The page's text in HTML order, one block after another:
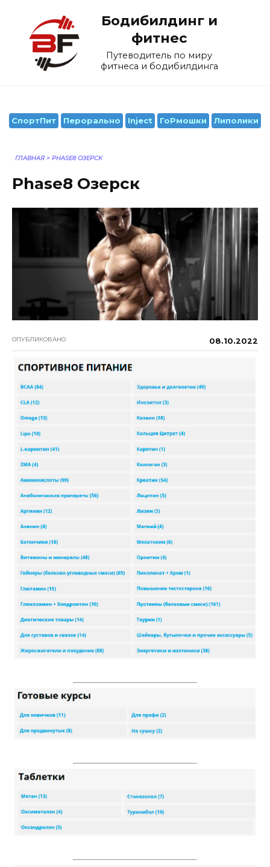
содержанию
Бодибилдинг и
фитнес
Путеводитель по миру
фитнеса и бодибилдинга
СпортПит Перорально Inject ГоРмошки Липолики
ГЛАВНАЯ > PHASE8 ОЗЕРСК
Phase8 Озерск
ОПУБЛИКОВАНО 08.10.2022